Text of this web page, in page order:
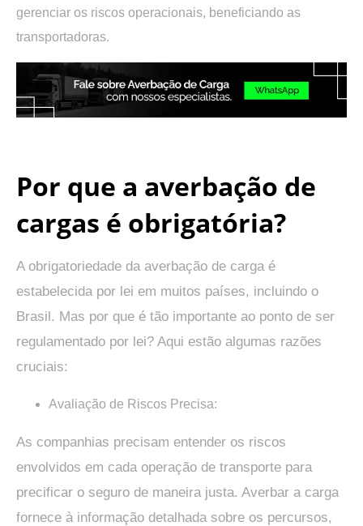
gerenciar os riscos operacionais, beneficiando as
transportadoras.
Por que a averbação de
cargas é obrigatória?
A obrigatoriedade da averbação de carga é
estabelecida por lei em muitos países, incluindo o
Brasil. Mas por que é tão importante ao ponto de ser
regulamentado por lei? Aqui estão algumas razões
cruciais:
Avaliação de Riscos Precisa:
As companhias precisam entender os riscos
envolvidos em cada operação de transporte para
precificar o seguro de maneira justa. Averbar a carga
fornece à informação detalhada sobre os percursos,